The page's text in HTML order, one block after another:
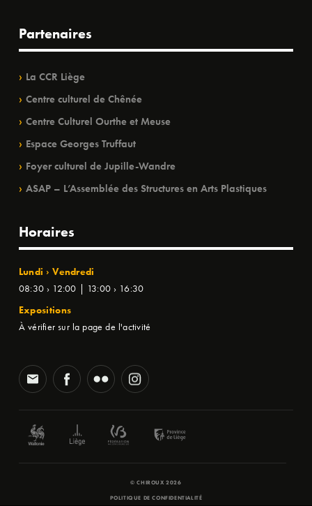
Partenaires
La CCR Liège
Centre culturel de Chênée
Centre Culturel Ourthe et Meuse
Espace Georges Truffaut
Foyer culturel de Jupille-Wandre
ASAP – L’Assemblée des Structures en Arts Plastiques
Horaires
Lundi › Vendredi
08:30 › 12:00 | 13:00 › 16:30
Expositions
À vérifier sur la page de l'activité
© CHIROUX 2026
POLITIQUE DE CONFIDENTIALITÉ